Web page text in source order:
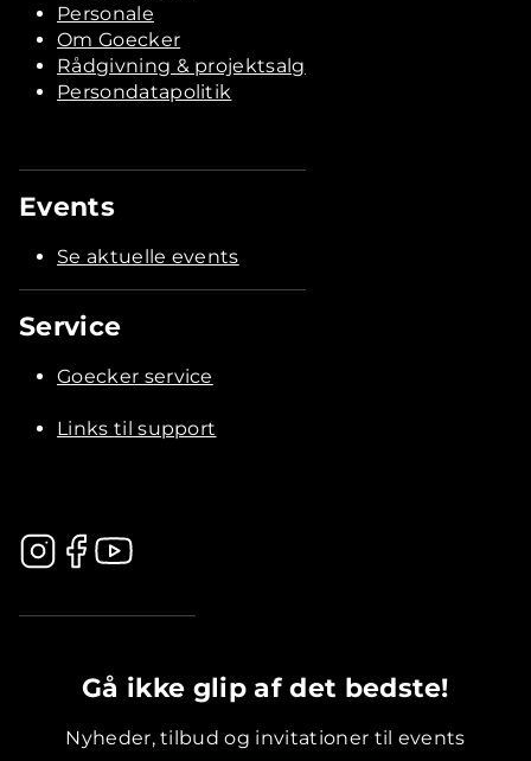
Personale
Om Goecker
Rådgivning & projektsalg
Persondatapolitik
Events
Se aktuelle events
Service
Goecker service
Links til support
Gå ikke glip af det bedste!
Nyheder, tilbud og invitationer til events